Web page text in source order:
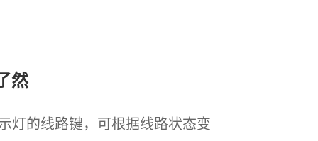
然
灯的线路键，可根据线路状态变